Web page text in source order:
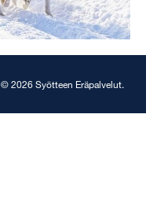
© 2026 Syötteen Eräpalvelut.